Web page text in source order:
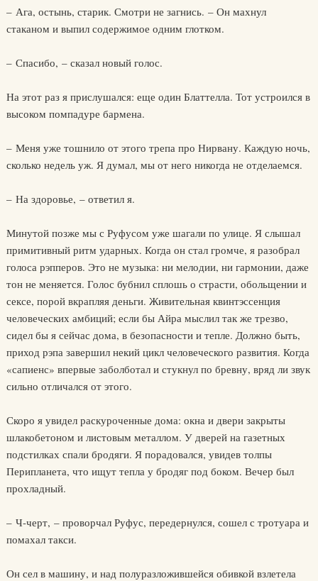
– Ага, остынь, старик. Смотри не загнись. – Он махнул
стаканом и выпил содержимое одним глотком.
– Спасибо, – сказал новый голос.
На этот раз я прислушался: еще один Блаттелла. Тот устроился в
высоком помпадуре бармена.
– Меня уже тошнило от этого трепа про Нирвану. Каждую ночь,
сколько недель уж. Я думал, мы от него никогда не отделаемся.
– На здоровье, – ответил я.
Минутой позже мы с Руфусом уже шагали по улице. Я слышал
примитивный ритм ударных. Когда он стал громче, я разобрал
голоса рэпперов. Это не музыка: ни мелодии, ни гармонии, даже
тон не меняется. Голос бубнил сплошь о страсти, обольщении и
сексе, порой вкрапляя деньги. Живительная квинтэссенция
человеческих амбиций; если бы Айра мыслил так же трезво,
сидел бы я сейчас дома, в безопасности и тепле. Должно быть,
приход рэпа завершил некий цикл человеческого развития. Когда
«сапиенс» впервые заболботал и стукнул по бревну, вряд ли звук
сильно отличался от этого.
Скоро я увидел раскуроченные дома: окна и двери закрыты
шлакобетоном и листовым металлом. У дверей на газетных
подстилках спали бродяги. Я порадовался, увидев толпы
Перипланета, что ищут тепла у бродяг под боком. Вечер был
прохладный.
– Ч-черт, – проворчал Руфус, передернулся, сошел с тротуара и
помахал такси.
Он сел в машину, и над полуразложившейся обивкой взлетела